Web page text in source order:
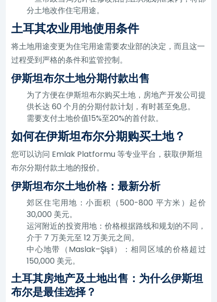
分土地改作住宅用途。
土耳其农业用地使用条件
将土地用途变更为住宅用途需要农业部的决定，而且这一
过程受到严格的条件和监管控制。
伊斯坦布尔土地分期付款出售
为了方便在伊斯坦布尔购买土地，房地产开发公司提
供长达 60 个月的分期付款计划，有时甚至免息。
需要支付土地价值15%至20%的首付款。
如何在伊斯坦布尔分期购买土地？
您可以访问 Emlak Platformu 等专业平台，获取伊斯坦
布尔分期付款土地的报价。
伊斯坦布尔土地价格：最新分析
郊区住宅用地：小面积（500-800 平方米）起价
30,000 美元。
运河附近的投资用地：价格根据路线和规划的不同，
介于 7 万美元至 12 万美元之间。
中心地带（Maslak–Şişli）：相同区域的价格超过
150,000 美元。
土耳其房地产及土地出售：为什么伊斯坦
布尔是最佳选择？